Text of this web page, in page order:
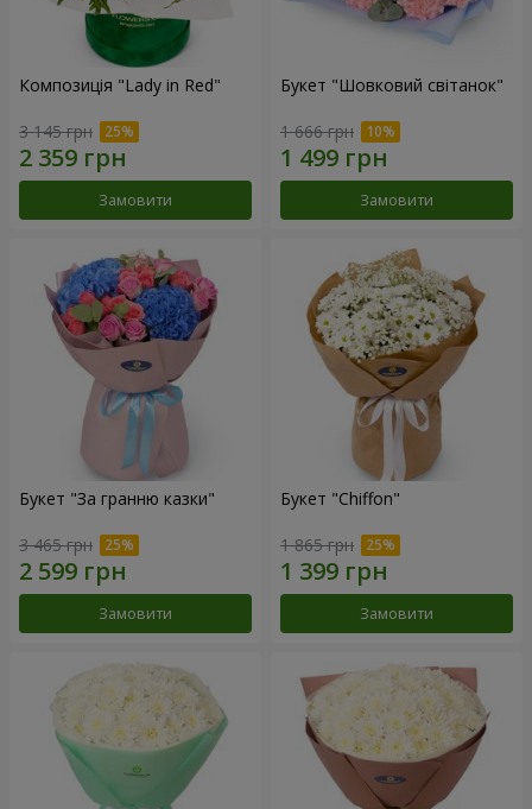
Композиція "Lady in Red"
3 145 грн
Замовити
Букет "Шовковий світанок"
1 666 грн
Замовити
Букет "За гранню казки"
3 465 грн
Замовити
Букет "Chiffon"
1 865 грн
Замовити